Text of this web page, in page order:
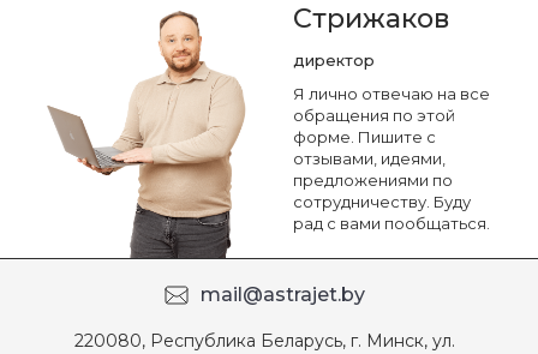
Стрижаков
директор
Я лично отвечаю на все
обращения по этой
форме. Пишите с
отзывами, идеями,
предложениями по
сотрудничеству. Буду
рад с вами пообщаться.
mail@astrajet.by
220080, Республика Беларусь, г. Минск, ул.